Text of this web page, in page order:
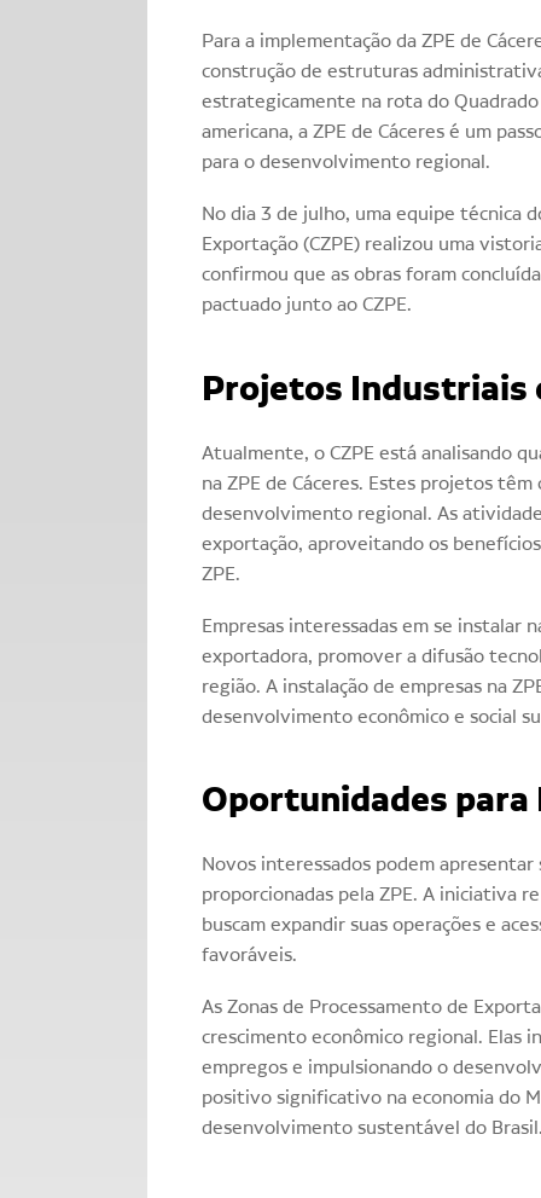
Para a implementação da ZPE de
construção de estruturas
estrategicamente na rota do
americana, a ZPE de Cáceres é um
para o desenvolvimento regional.
No dia 3 de julho, uma equipe técnica
Exportação (CZPE) realizou uma
confirmou que as obras foram
pactuado junto ao CZPE.
Projetos Industriais
Atualmente, o CZPE está analisando
na ZPE de Cáceres. Estes projetos
desenvolvimento regional. As
exportação, aproveitando os
ZPE.
Empresas interessadas em se instalar
exportadora, promover a difusão
região. A instalação de empresas na
desenvolvimento econômico e social
Oportunidades para
Novos interessados podem
proporcionadas pela ZPE. A iniciativa
buscam expandir suas operações e
favoráveis.
As Zonas de Processamento de
crescimento econômico regional. Elas
empregos e impulsionando o
positivo significativo na economia do
desenvolvimento sustentável do